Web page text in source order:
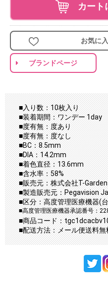
カート
お気に
ブランドページ
■入り数：10枚入り
■装着期間：ワンデー 1day
■度有無：度あり
■度有無：度なし
■BC：8.5mm
■DIA：14.2mm
■着色直径：13.6mm
■含水率：58%
■販売元：株式会社T-Garden
■製造販売元：Pegavision
■区分：高度管理医療機器(
■高度管理医療機器承認番号：
■商品コード：
■配送方法：メール便送料無